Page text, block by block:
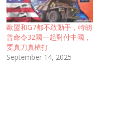
歐盟和G7都不敢動手，特朗
普命令32國一起對付中國，
要真刀真槍打
September 14, 2025